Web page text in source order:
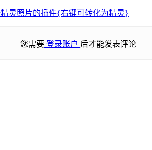
精灵照片的插件{右键可转化为精灵}
您需要 登录账户 后才能发表评论